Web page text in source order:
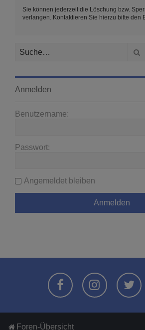
Sie können jederzeit die Löschung bzw.
verlangen. Kontaktieren Sie hierzu bitte den
Anmelden
Benutzername:
Passwort:
Angemeldet bleiben
Foren-Übersicht